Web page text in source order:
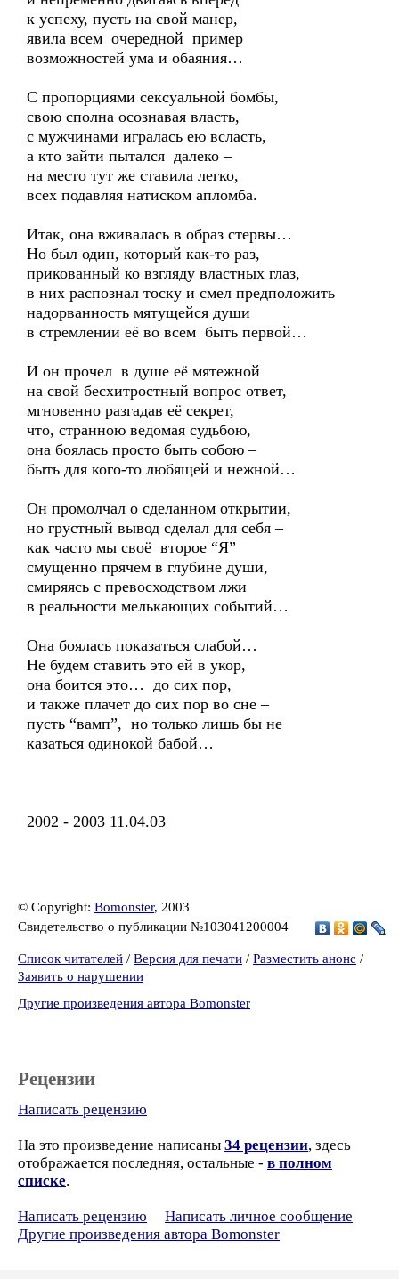
к успеху, пусть на свой манер,
явила всем очередной пример
возможностей ума и обаяния…
С пропорциями сексуальной бомбы,
свою сполна осознавая власть,
с мужчинами игралась ею всласть,
а кто зайти пытался далеко –
на место тут же ставила легко,
всех подавляя натиском апломба.
Итак, она вживалась в образ стервы…
Но был один, который как-то раз,
прикованный ко взгляду властных глаз,
в них распознал тоску и смел предположить
надорванность мятущейся души
в стремлении её во всем быть первой…
И он прочел в душе её мятежной
на свой бесхитростный вопрос ответ,
мгновенно разгадав её секрет,
что, странною ведомая судьбою,
она боялась просто быть собою –
быть для кого-то любящей и нежной…
Он промолчал о сделанном открытии,
но грустный вывод сделал для себя –
как часто мы своё второе “Я”
смущенно прячем в глубине души,
смиряясь с превосходством лжи
в реальности мелькающих событий…
Она боялась показаться слабой…
Не будем ставить это ей в укор,
она боится это… до сих пор,
и также плачет до сих пор во сне –
пусть “вамп”, но только лишь бы не
казаться одинокой бабой…
2002 - 2003 11.04.03
© Copyright: Bomonster, 2003
Свидетельство о публикации №103041200004
Список читателей / Версия для печати / Разместить анонс /
Заявить о нарушении
Другие произведения автора Bomonster
Рецензии
Написать рецензию
На это произведение написаны 34 рецензии, здесь
отображается последняя, остальные - в полном
списке.
Написать рецензию
Написать личное сообщение
Другие произведения автора Bomonster